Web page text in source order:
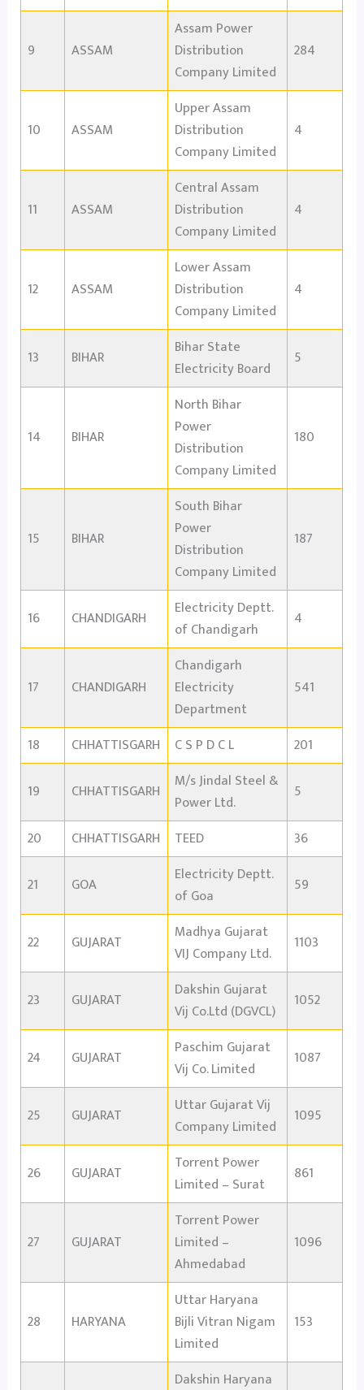
9 ASSAM
Assam Power
Distribution
Company Limited
284
10 ASSAM
Upper Assam
Distribution
Company Limited
4
11 ASSAM
Central Assam
Distribution
Company Limited
4
12 ASSAM
Lower Assam
Distribution
Company Limited
4
13 BIHAR
Bihar State
Electricity Board
5
14 BIHAR
North Bihar
Power
Distribution
Company Limited
180
15 BIHAR
South Bihar
Power
Distribution
Company Limited
187
16 CHANDIGARH
Electricity Deptt.
of Chandigarh
4
17 CHANDIGARH
Chandigarh
Electricity
Department
541
18 CHHATTISGARH C S P D C L 201
19 CHHATTISGARH
M/s Jindal Steel &
Power Ltd.
5
20 CHHATTISGARH TEED 36
21 GOA
Electricity Deptt.
of Goa
59
22 GUJARAT
Madhya Gujarat
VIJ Company Ltd.
1103
23 GUJARAT
Dakshin Gujarat
Vij Co.Ltd (DGVCL)
1052
24 GUJARAT
Paschim Gujarat
Vij Co. Limited
1087
25 GUJARAT
Uttar Gujarat Vij
Company Limited
1095
26 GUJARAT
Torrent Power
Limited – Surat
861
27 GUJARAT
Torrent Power
Limited –
Ahmedabad
1096
28 HARYANA
Uttar Haryana
Bijli Vitran Nigam
Limited
153
Dakshin Haryana